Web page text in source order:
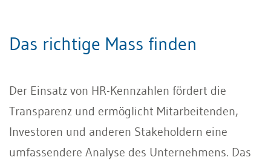
Das richtige Mass finden
Der Einsatz von HR-Kennzahlen fördert die
Transparenz und ermöglicht Mitarbeitenden,
Investoren und anderen Stakeholdern eine
umfassendere Analyse des Unternehmens. Das